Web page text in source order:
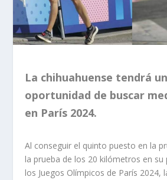
La chihuahuense tendrá
oportunidad de buscar
en París 2024.
Al conseguir el quinto puesto en la
la prueba de los 20 kilómetros en su
los Juegos Olímpicos de París 2024,